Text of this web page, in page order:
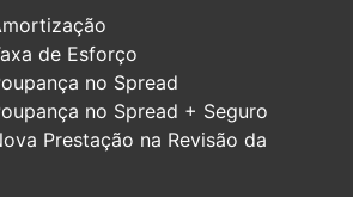
de Esforço
no Spread
no Spread + Seguro
Prestação na Revisão da